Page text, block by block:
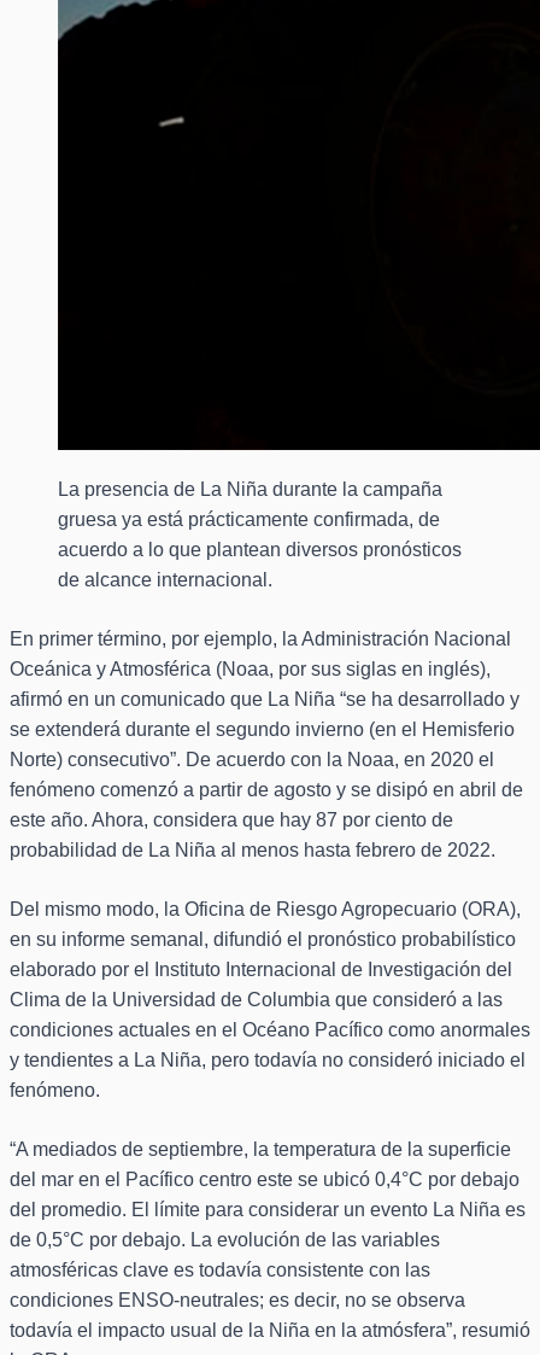
La presencia de La Niña durante la campaña
gruesa ya está prácticamente confirmada, de
acuerdo a lo que plantean diversos pronósticos
de alcance internacional.
En primer término, por ejemplo, la Administración Nacional
Oceánica y Atmosférica (Noaa, por sus siglas en inglés),
afirmó en un comunicado que La Niña “se ha desarrollado y
se extenderá durante el segundo invierno (en el Hemisferio
Norte) consecutivo”. De acuerdo con la Noaa, en 2020 el
fenómeno comenzó a partir de agosto y se disipó en abril de
este año. Ahora, considera que hay 87 por ciento de
probabilidad de La Niña al menos hasta febrero de 2022.
Del mismo modo, la Oficina de Riesgo Agropecuario (ORA),
en su informe semanal, difundió el pronóstico probabilístico
elaborado por el Instituto Internacional de Investigación del
Clima de la Universidad de Columbia que consideró a las
condiciones actuales en el Océano Pacífico como anormales
y tendientes a La Niña, pero todavía no consideró iniciado el
fenómeno.
“A mediados de septiembre, la temperatura de la superficie
del mar en el Pacífico centro este se ubicó 0,4°C por debajo
del promedio. El límite para considerar un evento La Niña es
de 0,5°C por debajo. La evolución de las variables
atmosféricas clave es todavía consistente con las
condiciones ENSO-neutrales; es decir, no se observa
todavía el impacto usual de la Niña en la atmósfera”, resumió